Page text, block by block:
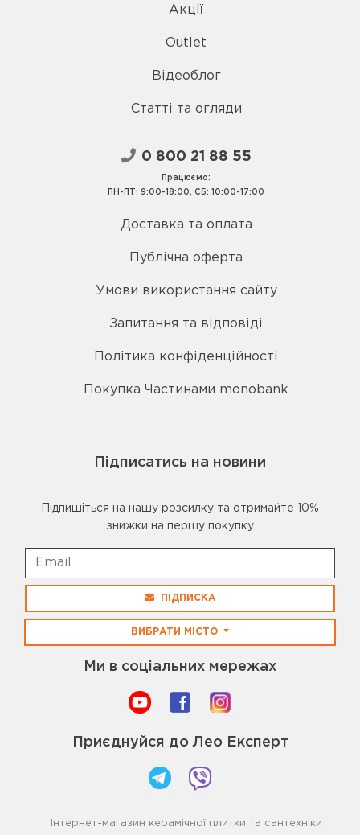
Акції
Outlet
Відеоблог
Статті та огляди
0 800 21 88 55
Працюємо:
ПН-ПТ: 9:00-18:00, СБ: 10:00-17:00
Доставка та оплата
Публічна оферта
Умови використання сайту
Запитання та відповіді
Політика конфіденційності
Покупка Частинами monobank
Підписатись на новини
Підпишіться на нашу розсилку та отримайте 10%
знижки на першу покупку
ПІДПИСКА
ВИБРАТИ МІСТО
Ми в соціальних мережах
Приєднуйся до Лео Експерт
Інтернет-магазин керамічної плитки та сантехніки